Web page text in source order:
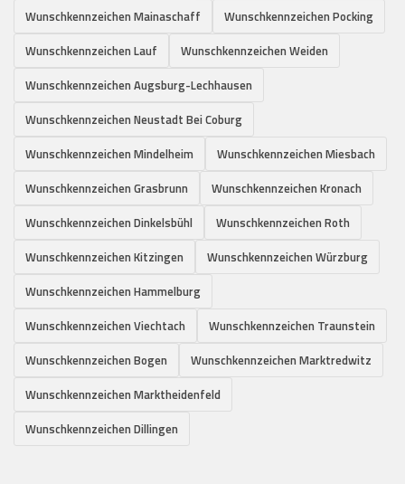
Wunschkennzeichen Mainaschaff
Wunschkennzeichen Pocking
Wunschkennzeichen Lauf
Wunschkennzeichen Weiden
Wunschkennzeichen Augsburg-Lechhausen
Wunschkennzeichen Neustadt Bei Coburg
Wunschkennzeichen Mindelheim
Wunschkennzeichen Miesbach
Wunschkennzeichen Grasbrunn
Wunschkennzeichen Kronach
Wunschkennzeichen Dinkelsbühl
Wunschkennzeichen Roth
Wunschkennzeichen Kitzingen
Wunschkennzeichen Würzburg
Wunschkennzeichen Hammelburg
Wunschkennzeichen Viechtach
Wunschkennzeichen Traunstein
Wunschkennzeichen Bogen
Wunschkennzeichen Marktredwitz
Wunschkennzeichen Marktheidenfeld
Wunschkennzeichen Dillingen